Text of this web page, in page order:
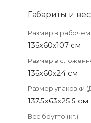
Габариты и вес
Размер в
136x60x107 см
Размер в
136x60x24 см
Размер упаковки
137.5х63х25.5 см
Вес брутто (кг.)